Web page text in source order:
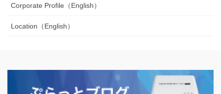
Corporate Profile（English）
Location（English）